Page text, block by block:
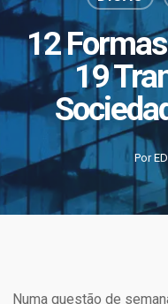
12
19
Por
Numa questão de